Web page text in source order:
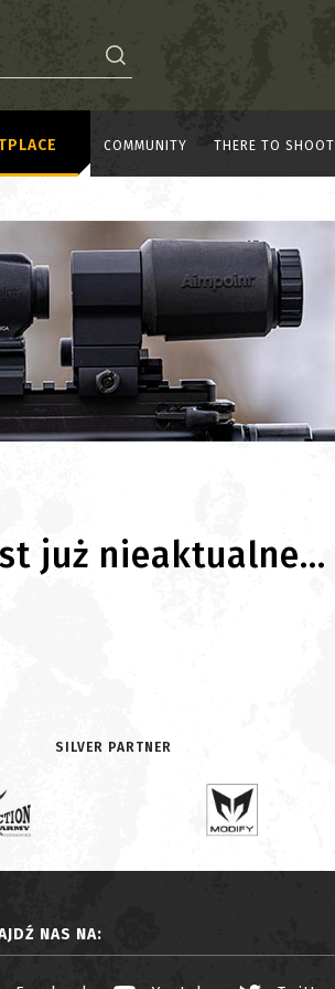
COMMUNITY THERE TO SHOOT
już nieaktualne...
SILVER PARTNER
NAS NA: